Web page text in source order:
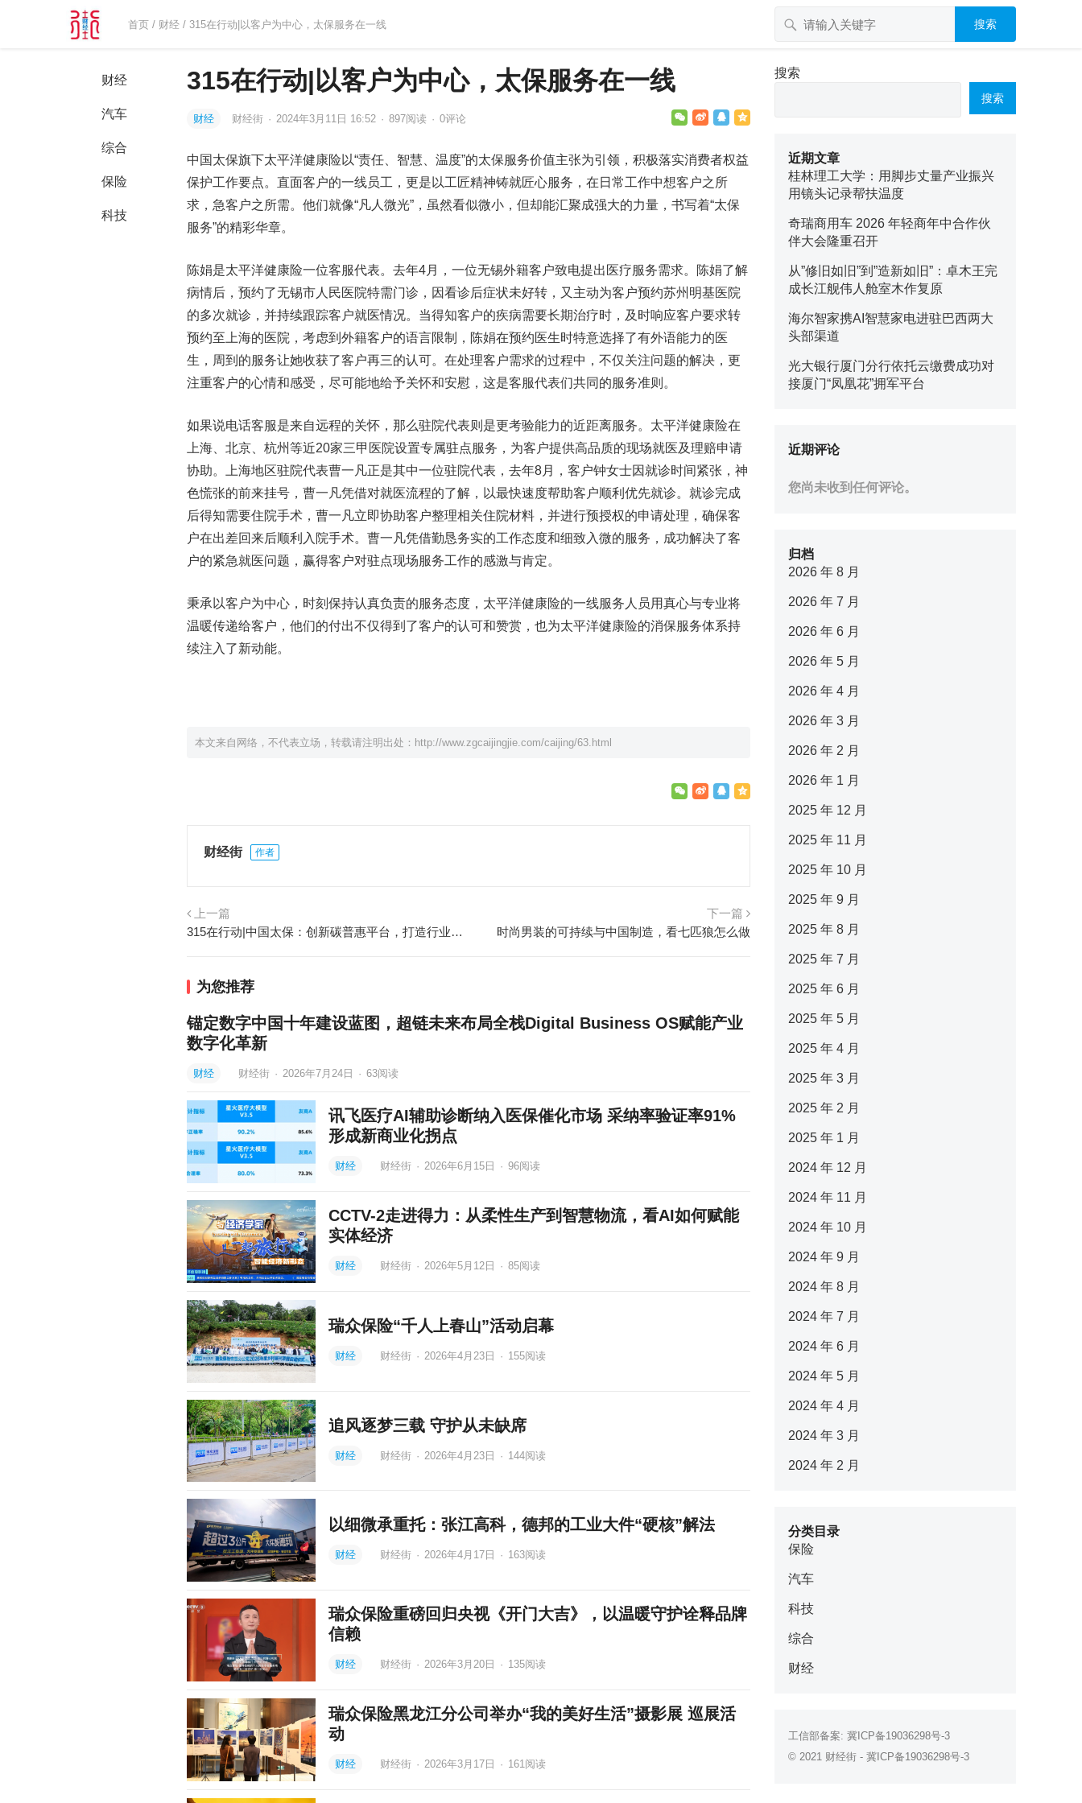
首页 / 财经 / 315在行动|以客户为中心，太保服务在一线 搜索
财经
汽车
综合
保险
科技
315在行动|以客户为中心，太保服务在一线
财经 财经街 · 2024年3月11日 16:52 · 897阅读 · 0评论
中国太保旗下太平洋健康险以“责任、智慧、温度”的太保服务价值主张为引领，积极落实消费者权益
保护工作要点。直面客户的一线员工，更是以工匠精神铸就匠心服务，在日常工作中想客户之所
求，急客户之所需。他们就像“凡人微光”，虽然看似微小，但却能汇聚成强大的力量，书写着“太保
服务”的精彩华章。
陈娟是太平洋健康险一位客服代表。去年4月，一位无锡外籍客户致电提出医疗服务需求。陈娟了解
病情后，预约了无锡市人民医院特需门诊，因看诊后症状未好转，又主动为客户预约苏州明基医院
的多次就诊，并持续跟踪客户就医情况。当得知客户的疾病需要长期治疗时，及时响应客户要求转
预约至上海的医院，考虑到外籍客户的语言限制，陈娟在预约医生时特意选择了有外语能力的医
生，周到的服务让她收获了客户再三的认可。在处理客户需求的过程中，不仅关注问题的解决，更
注重客户的心情和感受，尽可能地给予关怀和安慰，这是客服代表们共同的服务准则。
如果说电话客服是来自远程的关怀，那么驻院代表则是更考验能力的近距离服务。太平洋健康险在
上海、北京、杭州等近20家三甲医院设置专属驻点服务，为客户提供高品质的现场就医及理赔申请
协助。上海地区驻院代表曹一凡正是其中一位驻院代表，去年8月，客户钟女士因就诊时间紧张，神
色慌张的前来挂号，曹一凡凭借对就医流程的了解，以最快速度帮助客户顺利优先就诊。就诊完成
后得知需要住院手术，曹一凡立即协助客户整理相关住院材料，并进行预授权的申请处理，确保客
户在出差回来后顺利入院手术。曹一凡凭借勤恳务实的工作态度和细致入微的服务，成功解决了客
户的紧急就医问题，赢得客户对驻点现场服务工作的感激与肯定。
秉承以客户为中心，时刻保持认真负责的服务态度，太平洋健康险的一线服务人员用真心与专业将
温暖传递给客户，他们的付出不仅得到了客户的认可和赞赏，也为太平洋健康险的消保服务体系持
续注入了新动能。
本文来自网络，不代表立场，转载请注明出处： http://www.zgcaijingjie.com/caijing/63.html
财经街 作者
上一篇
315在行动|中国太保：创新碳普惠平台，打造行业标杆
下一篇
时尚男装的可持续与中国制造，看七匹狼怎么做
为您推荐
锚定数字中国十年建设蓝图，超链未来布局全栈Digital Business OS赋能产业
数字化革新
财经 财经街 · 2026年7月24日 · 63阅读
讯飞医疗AI辅助诊断纳入医保催化市场 采纳率验证率91%
形成新商业化拐点
财经 财经街 · 2026年6月15日 · 96阅读
CCTV-2走进得力：从柔性生产到智慧物流，看AI如何赋能
实体经济
财经 财经街 · 2026年5月12日 · 85阅读
瑞众保险“千人上春山”活动启幕
财经 财经街 · 2026年4月23日 · 155阅读
追风逐梦三载 守护从未缺席
财经 财经街 · 2026年4月23日 · 144阅读
以细微承重托：张江高科，德邦的工业大件“硬核”解法
财经 财经街 · 2026年4月17日 · 163阅读
瑞众保险重磅回归央视《开门大吉》，以温暖守护诠释品牌
信赖
财经 财经街 · 2026年3月20日 · 135阅读
瑞众保险黑龙江分公司举办“我的美好生活”摄影展 巡展活
动
财经 财经街 · 2026年3月17日 · 161阅读
搜索
搜索
近期文章
桂林理工大学：用脚步丈量产业振兴
用镜头记录帮扶温度
奇瑞商用车 2026 年轻商年中合作伙
伴大会隆重召开
从”修旧如旧”到”造新如旧”：卓木王完
成长江舰伟人舱室木作复原
海尔智家携AI智慧家电进驻巴西两大
头部渠道
光大银行厦门分行依托云缴费成功对
接厦门“凤凰花”拥军平台
近期评论
您尚未收到任何评论。
归档
2026 年 8 月
2026 年 7 月
2026 年 6 月
2026 年 5 月
2026 年 4 月
2026 年 3 月
2026 年 2 月
2026 年 1 月
2025 年 12 月
2025 年 11 月
2025 年 10 月
2025 年 9 月
2025 年 8 月
2025 年 7 月
2025 年 6 月
2025 年 5 月
2025 年 4 月
2025 年 3 月
2025 年 2 月
2025 年 1 月
2024 年 12 月
2024 年 11 月
2024 年 10 月
2024 年 9 月
2024 年 8 月
2024 年 7 月
2024 年 6 月
2024 年 5 月
2024 年 4 月
2024 年 3 月
2024 年 2 月
分类目录
保险
汽车
科技
综合
财经
工信部备案: 冀ICP备19036298号-3
© 2021 财经街 - 冀ICP备19036298号-3